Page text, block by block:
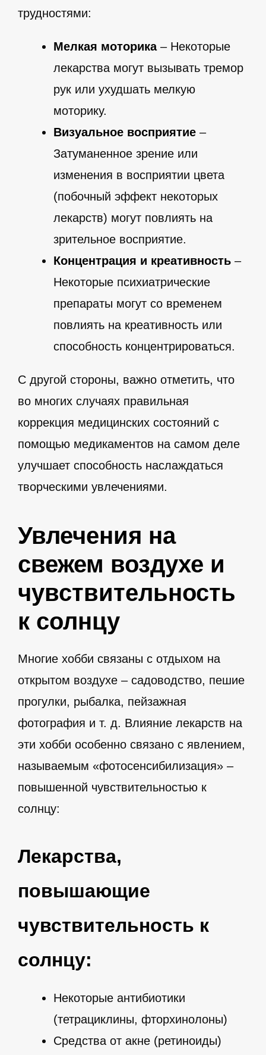
трудностями:
Мелкая моторика– Некоторые
лекарства могут вызывать тремор
рук или ухудшать мелкую
моторику.
Визуальное восприятие –
Затуманенное зрение или
изменения в восприятии цвета
(побочный эффект некоторых
лекарств) могут повлиять на
зрительное восприятие.
Концентрация и креативность –
Некоторые психиатрические
препараты могут со временем
повлиять на креативность или
способность концентрироваться.
С другой стороны, важно отметить, что
во многих случаях правильная
коррекция медицинских состояний с
помощью медикаментов на самом деле
улучшает способность наслаждаться
творческими увлечениями.
Увлечения на
свежем воздухе и
чувствительность
к солнцу
Многие хобби связаны с отдыхом на
открытом воздухе – садоводство, пешие
прогулки, рыбалка, пейзажная
фотография и т. д. Влияние лекарств на
эти хобби особенно связано с явлением,
называемым «фотосенсибилизация» –
повышенной чувствительностью к
солнцу:
Лекарства,
повышающие
чувствительность к
солнцу:
Некоторые антибиотики
(тетрациклины, фторхинолоны)
Средства от акне (ретиноиды)